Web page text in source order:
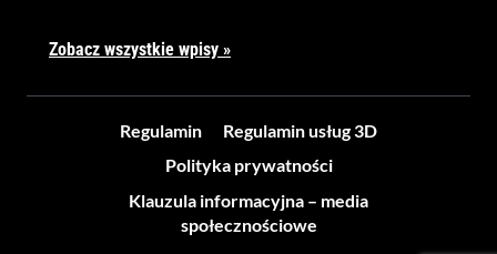
Zobacz wszystkie wpisy »
Regulamin
Regulamin usług 3D
Polityka prywatności
Klauzula informacyjna – media
społecznościowe